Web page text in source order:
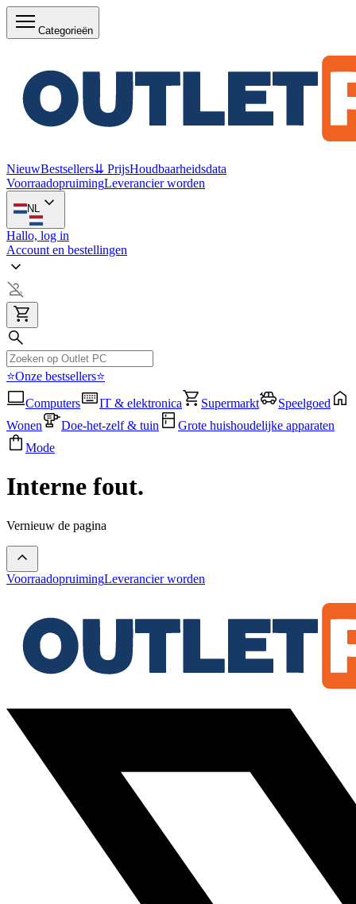
Categorieën
NieuwBestsellers⇊ PrijsHoudbaarheidsdata
VoorraadopruimingLeverancier worden
NL
Hallo, log in
Account en bestellingen
⭐Onze bestsellers⭐
Computers
IT & elektronica Supermarkt
Speelgoed
Wonen
Doe-het-zelf & tuin
Grote huishoudelijke apparaten
Mode
Interne fout.
Vernieuw de pagina
VoorraadopruimingLeverancier worden